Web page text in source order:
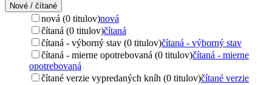
Nové / čítané
nová (0 titulov)nová
čítaná (0 titulov)čítaná
čítaná - výborný stav (0 titulov)čítaná - výborný stav
čítaná - mierne opotrebovaná (0 titulov)čítaná - mierne
opotrebovaná
čítané verzie vypredaných kníh (0 titulov)čítané verzie